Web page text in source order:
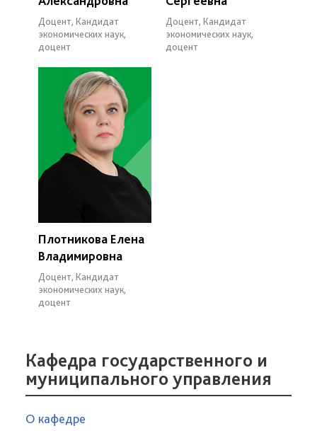
Доцент, Кандидат
экономических наук,
доцент
Доцент, Кандидат
экономических наук,
доцент
Плотникова Елена
Владимировна
Доцент, Кандидат
экономических наук,
доцент
Кафедра государственного и
муниципального управления
О кафедре